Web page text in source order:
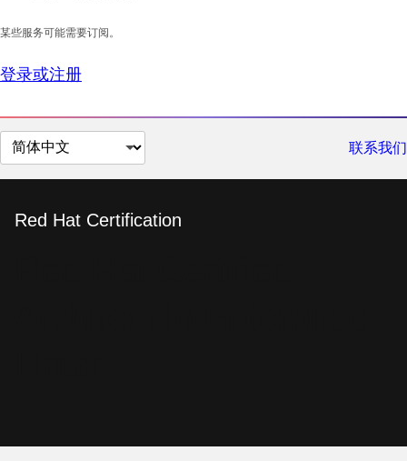
某些服务可能需要订阅。
登录或注册
切
换
面
联系我们
Red Hat Certification